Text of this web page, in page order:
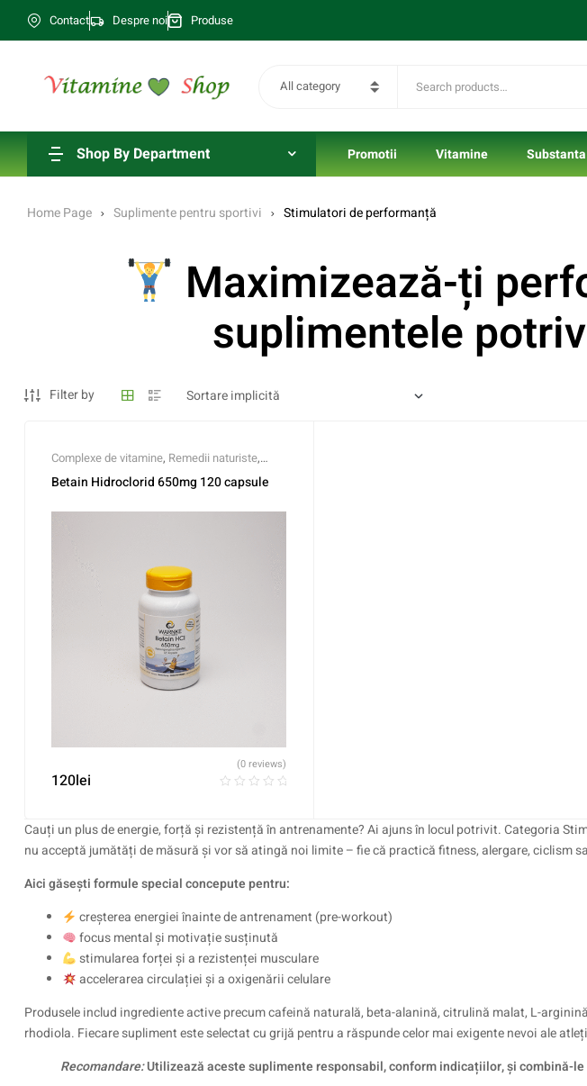
Contact Despre noi Produse
All category
Shop By Department Promotii Vitamine
Home Page Suplimente pentru sportivi Stimulatori de performanță
Maximizează-ți
suplimentele
Filter by
Complexe de vitamine, Remedii naturiste,
Stimulatori de performanță,Vitamina A
Betain Hidroclorid 650mg 120 capsule
120lei
(0 reviews)
Cauți un plus de energie, forță și rezistență în antrenamente? Ai ajuns în locul potrivit. Categoria
nu acceptă jumătăți de măsură și vor să atingă noi limite – fie că practică fitness, alergare, ciclism
Aici găsești formule special concepute pentru:
creșterea energiei înainte de antrenament (pre-workout)
focus mental și motivație susținută
stimularea forței și a rezistenței musculare
accelerarea circulației și a oxigenării celulare
Produsele includ ingrediente active precum cafeină naturală, beta-alanină, citrulină malat, L-
rhodiola. Fiecare supliment este selectat cu grijă pentru a răspunde celor mai exigente nevoi ale
Recomandare:Utilizează aceste suplimente responsabil, conform indicațiilor, și combină-